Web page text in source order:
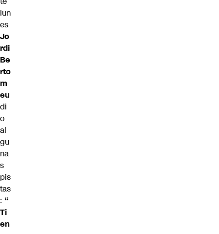
lun
es
Jo
rdi
Be
rto
m
eu
di
o
al
gu
na
s
pis
tas
: “
Ti
en